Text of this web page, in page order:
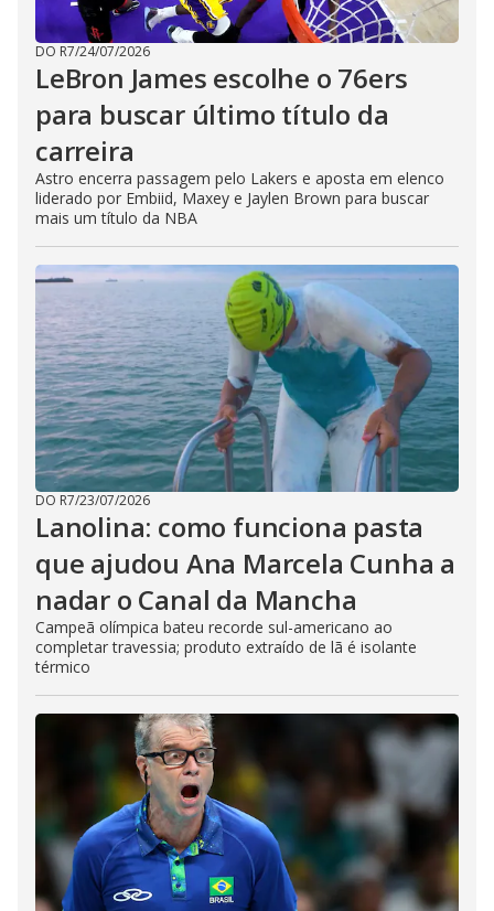
DO R7/24/07/2026
LeBron James escolhe o 76ers
para buscar último título da
carreira
Astro encerra passagem pelo Lakers e aposta em elenco
liderado por Embiid, Maxey e Jaylen Brown para buscar
mais um título da NBA
DO R7/23/07/2026
Lanolina: como funciona pasta
que ajudou Ana Marcela Cunha a
nadar o Canal da Mancha
Campeã olímpica bateu recorde sul-americano ao
completar travessia; produto extraído de lã é isolante
térmico